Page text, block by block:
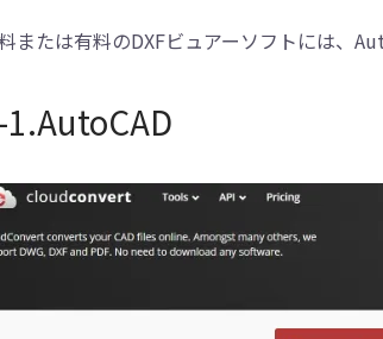
または有料のDXFビュアーソフトには、